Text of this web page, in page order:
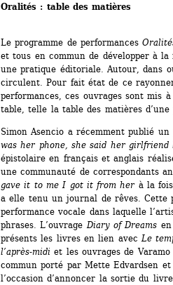
Oralités : table des matières
Le programme de performances
et tous en commun de développer à
une pratique éditoriale. Autour, dans
circulent. Pour fait état de ce
performances, ces ouvrages sont mis
table, telle la table des matières d’une
Simon Asencio a récemment publié
was her phone, she said her girlfriend
épistolaire en français et anglais
une communauté de correspondants
gave it to me I got it from her à la
a elle tenu un journal de rêves. Cette
performance vocale dans laquelle
phrases. L’ouvrage Diary of Dreams
présents les livres en lien avec Le
l’après-midi et les ouvrages de
commun porté par Mette Edvardsen et
l’occasion d’annoncer la sortie du livre